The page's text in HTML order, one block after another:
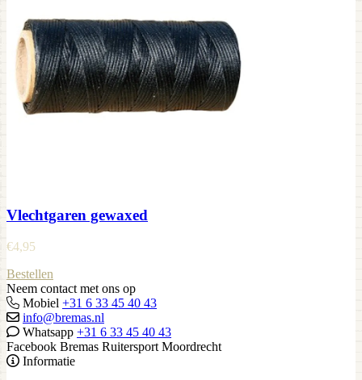
Vlechtgaren gewaxed
€4,95
Bestellen
Neem contact met ons op
Mobiel +31 6 33 45 40 43
info@bremas.nl
Whatsapp +31 6 33 45 40 43
Facebook Bremas Ruitersport Moordrecht
Informatie